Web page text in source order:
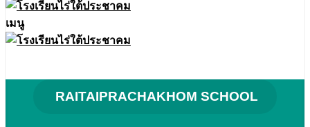
เมนู
RAITAIPRACHAKHOM SCHOOL